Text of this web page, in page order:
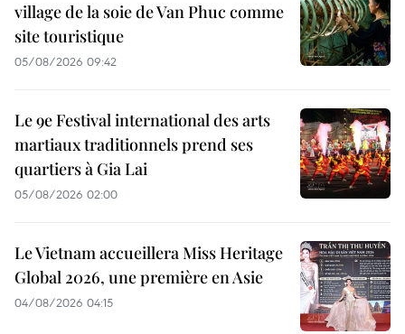
village de la soie de Van Phuc comme
site touristique
05/08/2026 09:42
Le 9e Festival international des arts
martiaux traditionnels prend ses
quartiers à Gia Lai
05/08/2026 02:00
Le Vietnam accueillera Miss Heritage
Global 2026, une première en Asie
04/08/2026 04:15